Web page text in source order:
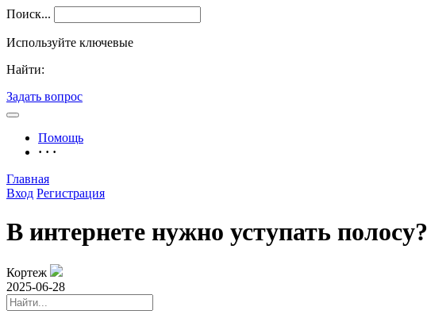
Поиск...
Используйте ключевые
Найти:
Задать вопрос
Помощь
· · ·
Главная
Вход Регистрация
В интернете нужно уступать полосу?
Кортеж
2025-06-28